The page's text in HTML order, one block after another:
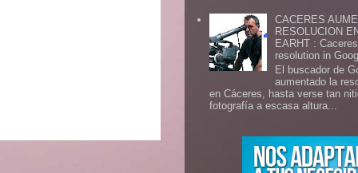
CACERES
RESOLUCION
EARHT :
resolution in
El buscador de
aumentado la
en Cáceres, hasta verse tan
fotografía a escasa altura...